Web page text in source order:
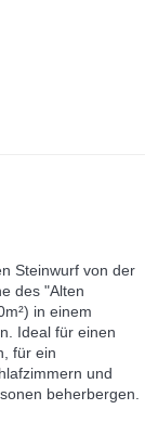
Steinwurf von der
des "Alten
in einem
Ideal für einen
für ein
und
beherbergen.